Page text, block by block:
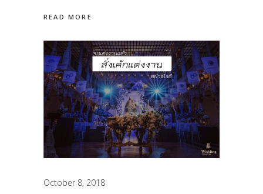
READ MORE
October 8, 2018